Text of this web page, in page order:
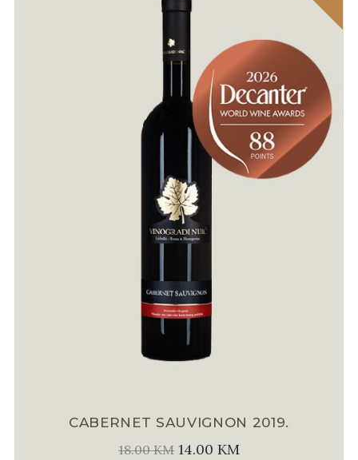
CABERNET SAUVIGNON 2019.
18.00KM 14.00 KM